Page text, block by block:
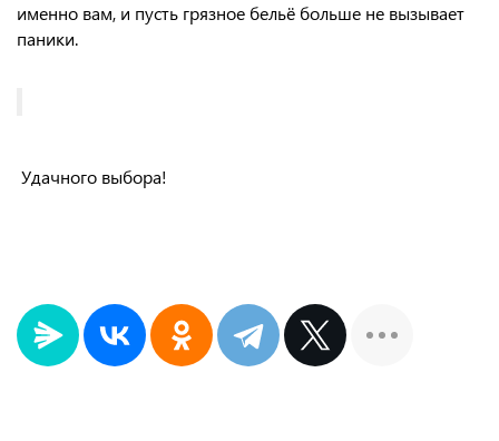
именно вам, и пусть грязное бельё больше не вызывает
паники.
Удачного выбора!